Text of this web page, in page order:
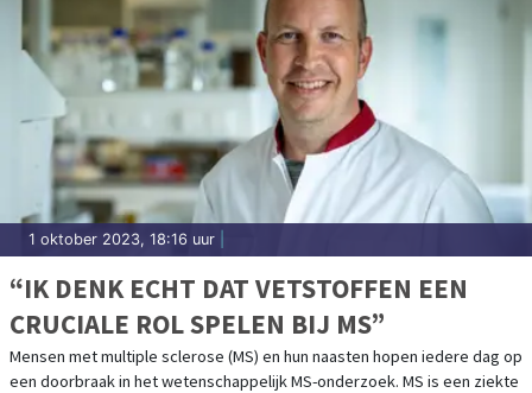
1 oktober 2023, 18:16 uur
“IK DENK ECHT DAT VETSTOFFEN EEN
CRUCIALE ROL SPELEN BIJ MS”
Mensen met multiple sclerose (MS) en hun naasten hopen iedere dag op
een doorbraak in het wetenschappelijk MS-onderzoek. MS is een ziekte